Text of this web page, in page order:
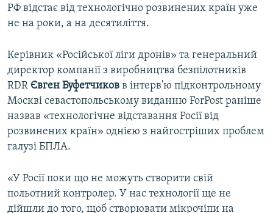
РФ відстає від технологічно розвинених країн уже
не на роки, а на десятиліття.
Керівник «Російської ліги дронів» та генеральний
директор компанії з виробництва безпілотників
RDR Євген Буфетчиков в інтерв'ю підконтрольному
Москві севастопольському виданню ForPost раніше
назвав «технологічне відставання Росії від
розвинених країн» однією з найгостріших проблем
галузі БПЛА.
«У Росії поки що не можуть створити свій
польотний контролер. У нас технології ще не
дійшли до того, щоб створювати мікрочіпи на